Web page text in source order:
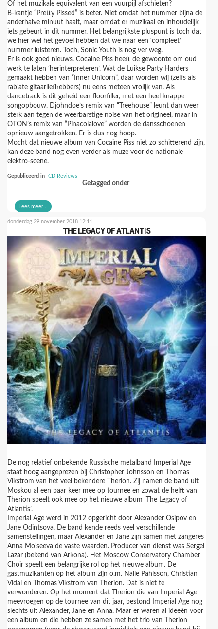
Of het muzikale equivalent van een vuurpijl afschieten?
B-kantje “Pretty Pissed” is beter. Niet omdat het nummer bijna de
anderhalve minuut haalt, maar omdat er muzikaal en inhoudelijk
iets gebeurt in dit nummer. Het belangrijkste pluspunt is toch dat
we hier wel het gevoel hebben dat we naar een ‘compleet’
nummer luisteren. Toch, Sonic Youth is nog ver weg.
Er is ook goed nieuws. Cocaine Piss heeft de gewoonte om oud
werk te laten ‘herinterpreteren’. Wat de Luikse Party Harders
gemaakt hebben van “Inner Unicorn”, daar worden wij (zelfs als
rabiate gitaarliefhebbers) nu eens meteen vrolijk van. Als
dancetrack is dit geheid een floorfiller, met een heel knappe
songopbouw. Djohndoe’s remix van “Treehouse” leunt dan weer
sterk aan tegen de weerbarstige noise van het origineel, maar in
OTON’s remix van “Pinacolalove” worden de dansschoenen
opnieuw aangetrokken. Er is dus nog hoop.
Mocht dat nieuwe album van Cocaine Piss niet zo schitterend zijn,
kan deze band nog even verder als muze voor de nationale
elektro-scene.
Gepubliceerd in CD Reviews
Getagged onder
Lees meer...
donderdag 29 november 2018 12:11
THE LEGACY OF ATLANTIS
De nog relatief onbekende Russische metalband Imperial Age
staat hoog aangeprezen bij Christopher Johnsson en Thomas
Vikstrom van het veel bekendere Therion. Zij namen de band uit
Moskou al een paar keer mee op tournee en zowat de helft van
Therion speelt ook mee op het nieuwe album ‘The Legacy of
Atlantis’.
Imperial Age werd in 2012 opgericht door Alexander Osipov en
Jane Odintsova. De band kende reeds veel verschillende
samenstellingen, maar Alexander en Jane zijn samen met zangeres
Anna Moiseeva de vaste waarden. Producer van dienst was Sergei
Lazar (bekend van Arkona). Het Moscow Conservatory Chamber
Choir speelt een belangrijke rol op het nieuwe album. De
gastmuzikanten op het album zijn o.m. Nalle Pahlsson, Christian
Vidal en Thomas Vikstrom van Therion. Dat is niet te
verwonderen. Op het moment dat Therion die van Imperial Age
meevroegen op de tournee van dit jaar, bestond Imperial Age nog
slechts uit Alexander, Jane en Anna. Maar er waren al ideeën voor
een album en die hebben ze samen met het trio van Therion